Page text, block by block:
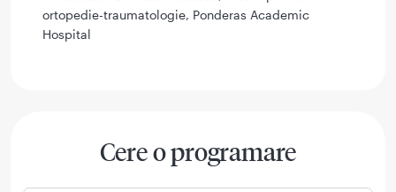
ortopedie-traumatologie, Ponderas Academic
Hospital
Cere o programare